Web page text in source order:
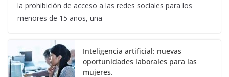
la prohibición de acceso a las redes sociales para los
menores de 15 años, una
Inteligencia artificial: nuevas
oportunidades laborales para las
mujeres.